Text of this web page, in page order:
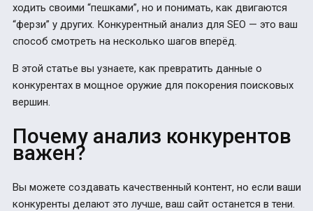
ходить своими “пешками”, но и понимать, как двигаются
“ферзи” у других. Конкурентный анализ для SEO — это ваш
способ смотреть на несколько шагов вперёд.
В этой статье вы узнаете, как превратить данные о
конкурентах в мощное оружие для покорения поисковых
вершин.
Почему анализ конкурентов
важен?
Вы можете создавать качественный контент, но если ваши
конкуренты делают это лучше, ваш сайт останется в тени.